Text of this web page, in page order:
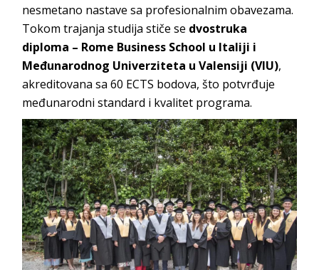
nesmetano nastave sa profesionalnim obavezama.
Tokom trajanja studija stiče se dvostruka
diploma – Rome Business School u Italiji i
Međunarodnog Univerziteta u Valensiji (VIU),
akreditovana sa 60 ECTS bodova, što potvrđuje
međunarodni standard i kvalitet programa.